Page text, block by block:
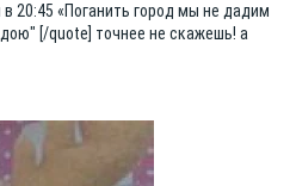
20:45 «Поганить город мы не дадим
[/quote] точнее не скажешь! а